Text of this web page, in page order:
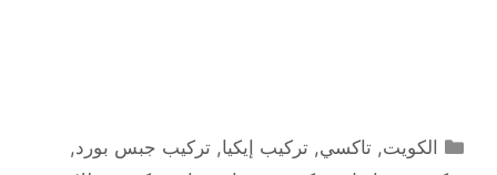
التصنيفات
الكويت,تاكسي,تركيب إيكيا,تركيب جبس بورد,